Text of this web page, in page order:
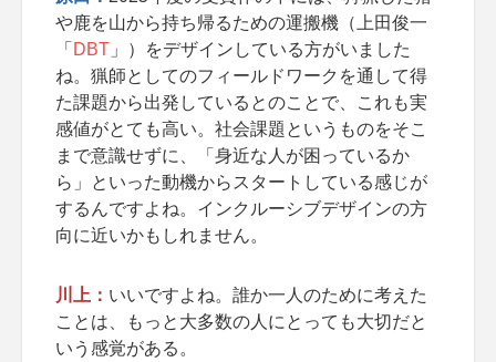
や鹿を山から持ち帰るための運搬機（上田俊一
「 DBT 」）をデザインしている方がいました
ね。猟師としてのフィールドワークを通して得
た課題から出発しているとのことで、これも実
感値がとても高い。社会課題というものをそこ
まで意識せずに、「身近な人が困っているか
ら」といった動機からスタートしている感じが
するんですよね。インクルーシブデザインの方
向に近いかもしれません。
川上： いいですよね。誰か一人のために考えた
ことは、もっと大多数の人にとっても大切だと
いう感覚がある。